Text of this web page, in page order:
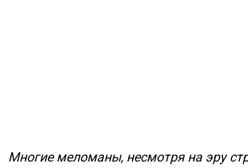
Многие меломаны, несмотря на эру